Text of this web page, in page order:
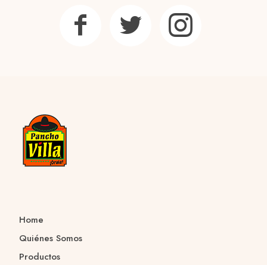
Home
Quiénes Somos
Productos